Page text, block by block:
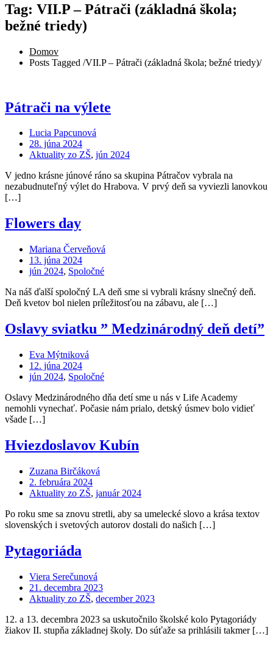
Tag: VII.P – Pátrači (základná škola;
bežné triedy)
Domov
Posts Tagged /VII.P – Pátrači (základná škola; bežné triedy)/
Pátrači na výlete
Lucia Papcunová
28. júna 2024
Aktuality zo ZŠ, jún 2024
V jedno krásne júnové ráno sa skupina Pátračov vybrala na
nezabudnuteľný výlet do Hrabova. V prvý deň sa vyviezli lanovkou
[…]
Flowers day
Mariana Červeňová
13. júna 2024
jún 2024, Spoločné
Na náš ďalší spoločný LA deň sme si vybrali krásny slnečný deň.
Deň kvetov bol nielen príležitosťou na zábavu, ale […]
Oslavy sviatku ” Medzinárodný deň detí”
Eva Mýtniková
12. júna 2024
jún 2024, Spoločné
Oslavy Medzinárodného dňa detí sme u nás v Life Academy
nemohli vynechať. Počasie nám prialo, detský úsmev bolo vidieť
všade […]
Hviezdoslavov Kubín
Zuzana Birčáková
2. februára 2024
Aktuality zo ZŠ, január 2024
Po roku sme sa znovu stretli, aby sa umelecké slovo a krása textov
slovenských i svetových autorov dostali do našich […]
Pytagoriáda
Viera Serečunová
21. decembra 2023
Aktuality zo ZŠ, december 2023
12. a 13. decembra 2023 sa uskutočnilo školské kolo Pytagoriády
žiakov II. stupňa základnej školy. Do súťaže sa prihlásili takmer […]